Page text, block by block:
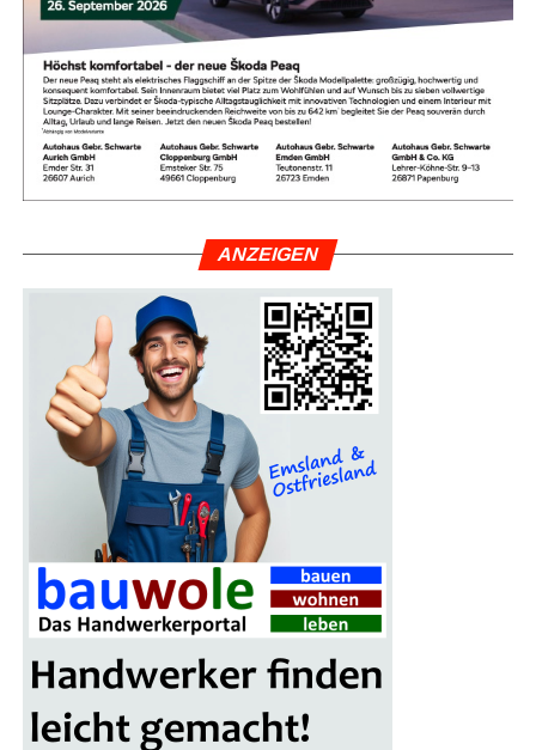
ANZEI­GEN